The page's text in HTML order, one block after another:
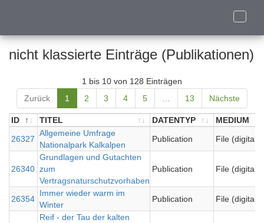
Toggle
nicht klassierte Einträge (Publikationen)
1 bis 10 von 128 Einträgen
Zurück
1 2 3 4 5 13 Nächste
ID TITEL DATENTYP
MEDIUM
TITEL
26327
Allgemeine Umfrage
Nationalpark Kalkalpen
Publication File (digital)
26340
Grundlagen und Gutachten
zum
Vertragsnaturschutzvorhaben
Publication File (digital)
26354
Immer wieder warm im
Winter
Publication File (digital)
Reif - der Tau der kalten